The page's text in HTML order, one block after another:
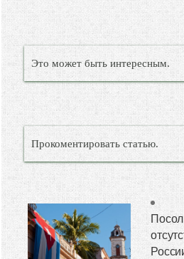
Это может быть интересным.
Прокоментировать статью.